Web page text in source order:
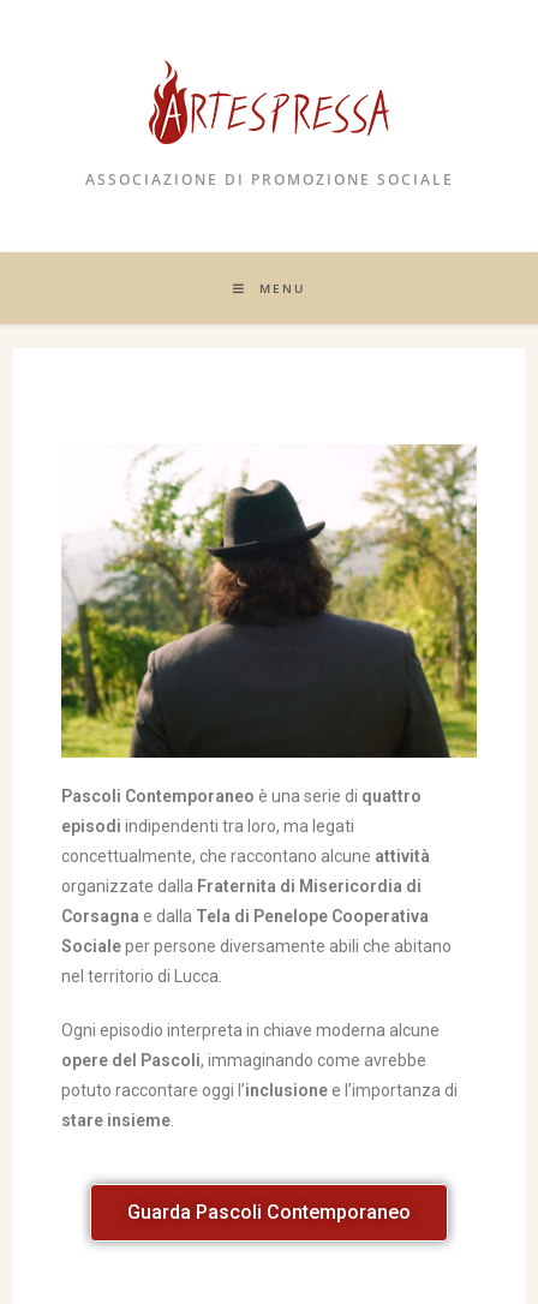
ASSOCIAZIONE DI PROMOZIONE SOCIALE
MENU
Pascoli Contemporaneo è una serie di quattro
episodi indipendenti tra loro, ma legati
concettualmente, che raccontano alcune attività
organizzate dalla Fraternita di Misericordia di
Corsagna e dalla Tela di Penelope Cooperativa
Socialeper persone diversamente abili che abitano
nel territorio di Lucca.
Ogni episodio interpreta in chiave moderna alcune
opere del Pascoli, immaginando come avrebbe
potuto raccontare oggi l’inclusionee l’importanza di
stare insieme
Guarda Pascoli Contemporaneo